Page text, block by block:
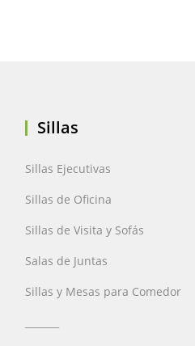
Sillas
Sillas Ejecutivas
Sillas de Oficina
Sillas de Visita y Sofás
Salas de Juntas
Sillas y Mesas para Comedor